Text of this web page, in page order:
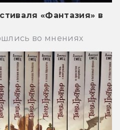
«Фантазия» в
во мнениях